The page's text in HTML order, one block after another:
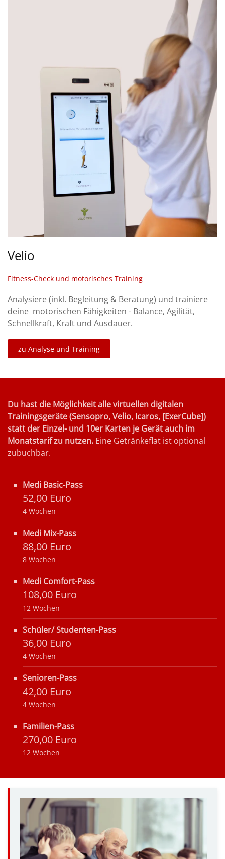
Velio
Fitness-Check und motorisches Training
Analysiere (inkl. Begleitung & Beratung) und trainiere
deine motorischen Fähigkeiten - Balance, Agilität,
Schnellkraft, Kraft und Ausdauer.
zu Analyse und Training
Du hast die Möglichkeit alle virtuellen digitalen
Trainingsgeräte (Sensopro, Velio, Icaros, [ExerCube])
statt der Einzel- und 10er Karten je Gerät auch im
Monatstarif zu nutzen. Eine Getränkeflat ist optional
zubuchbar.
Medi Basic-Pass
52,00 Euro
4 Wochen
Medi Mix-Pass
88,00 Euro
8 Wochen
Medi Comfort-Pass
108,00 Euro
12 Wochen
Schüler/ Studenten-Pass
36,00 Euro
4 Wochen
Senioren-Pass
42,00 Euro
4 Wochen
Familien-Pass
270,00 Euro
12 Wochen